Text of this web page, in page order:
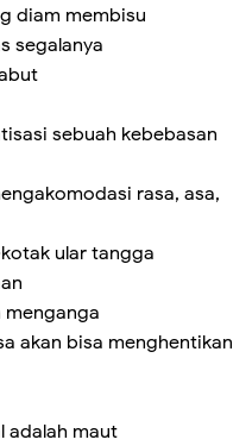
diam membisu
segalanya
sebuah kebebasan
rasa, asa,
ular tangga
menganga
akan bisa menghentikan
adalah maut